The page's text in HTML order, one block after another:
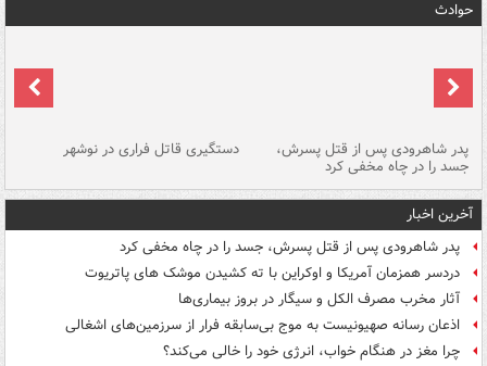
حوادث
پدر شاهرودی پس از قتل پسرش،
جسد را در چاه مخفی کرد
دستگیری قاتل فراری در نوشهر
آخرین اخبار
پدر شاهرودی پس از قتل پسرش، جسد را در چاه مخفی کرد
دردسر همزمان آمریکا و اوکراین با ته کشیدن موشک های پاتریوت
آثار مخرب مصرف الکل و سیگار در بروز بیماری‌ها
اذعان رسانه صهیونیست به موج بی‌سابقه فرار از سرزمین‌های اشغالی
چرا مغز در هنگام خواب، انرژی خود را خالی می‌کند؟